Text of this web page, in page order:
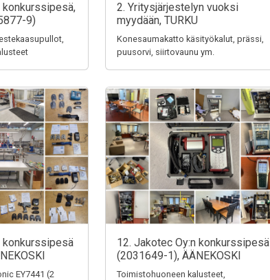
konkurssipesä,
9)
2. Yritysjärjestelyn vuoksi
myydään, TURKU
Konesaumakatto käsityökalut, prässi,
puusorvi, siirtovaunu ym.
konkurssipesä
EY7441 (2
12. Jakotec Oy:n konkurssipesä
(2031649-1), ÄÄNEKOSKI
Toimistohuoneen kalusteet,